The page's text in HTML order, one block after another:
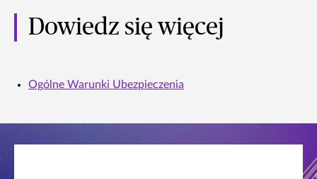
Dowiedz się więcej
Ogólne Warunki Ubezpieczenia